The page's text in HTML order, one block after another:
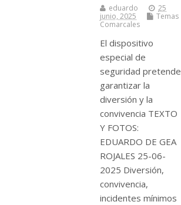
eduardo
25
junio, 2025
Temas
Comarcales
El dispositivo
especial de
seguridad pretende
garantizar la
diversión y la
convivencia TEXTO
Y FOTOS:
EDUARDO DE GEA
ROJALES 25-06-
2025 Diversión,
convivencia,
incidentes mínimos